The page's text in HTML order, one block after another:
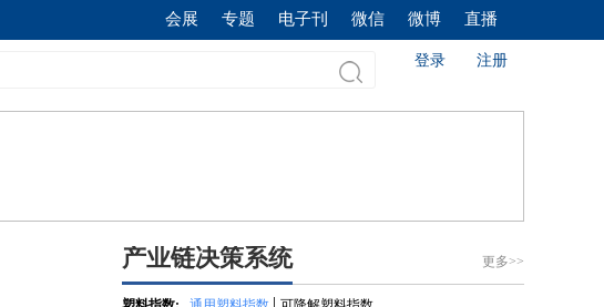
会展 专题 电子刊 微信 微博 直播
登录 注册